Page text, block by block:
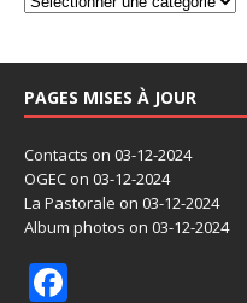
PAGES MISES À JOUR
Contacts on 03-12-2024
OGEC on 03-12-2024
La Pastorale on 03-12-2024
Album photos on 03-12-2024